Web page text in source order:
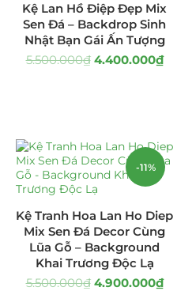
DANH MỤC SẢN PHẨM
Chậu Sen Đá Mini
Hồ Điệp và Hoa Sen đá
Lan Hồ Điệp Truyền Thống
Lũa Hồ Điệp Sen Đá
Kệ Lan Hồ Điệp Đẹp Mix
Sen Đá – Backdrop Sinh
Nhật Bạn Gái Ấn Tượng
5.500.000₫ 4.400.000₫
-11%
Kệ Tranh Hoa Lan Ho Diep
Mix Sen Đá Decor Cùng
Lũa Gỗ – Background
Khai Trương Độc Lạ
5.500.000₫ 4.900.000₫